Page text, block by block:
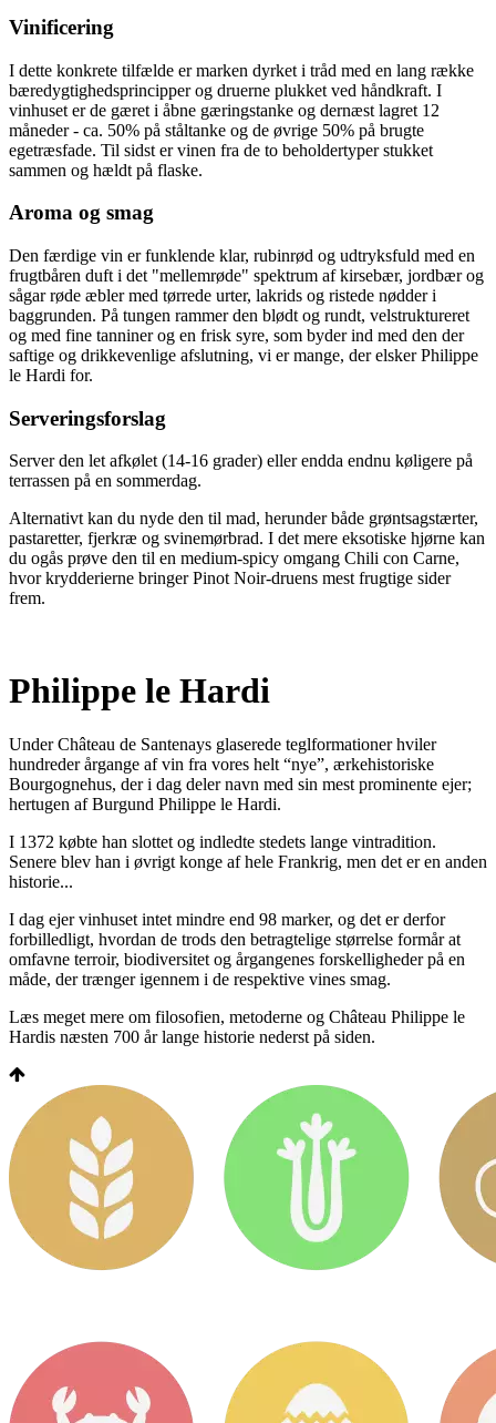
Vinificering
I dette konkrete tilfælde er marken dyrket i tråd med en lang række
bæredygtighedsprincipper og druerne plukket ved håndkraft. I
vinhuset er de gæret i åbne gæringstanke og dernæst lagret 12
måneder - ca. 50% på ståltanke og de øvrige 50% på brugte
egetræsfade. Til sidst er vinen fra de to beholdertyper stukket
sammen og hældt på flaske.
Aroma og smag
Den færdige vin er funklende klar, rubinrød og udtryksfuld med en
frugtbåren duft i det "mellemrøde" spektrum af kirsebær, jordbær og
sågar røde æbler med tørrede urter, lakrids og ristede nødder i
baggrunden. På tungen rammer den blødt og rundt, velstruktureret
og med fine tanniner og en frisk syre, som byder ind med den der
saftige og drikkevenlige afslutning, vi er mange, der elsker Philippe
le Hardi for.
Serveringsforslag
Server den let afkølet (14-16 grader) eller endda endnu køligere på
terrassen på en sommerdag.
Alternativt kan du nyde den til mad, herunder både grøntsagstærter,
pastaretter, fjerkræ og svinemørbrad. I det mere eksotiske hjørne kan
du ogås prøve den til en medium-spicy omgang Chili con Carne,
hvor krydderierne bringer Pinot Noir-druens mest frugtige sider
frem.
Philippe le Hardi
Under Château de Santenays glaserede teglformationer hviler
hundreder årgange af vin fra vores helt “nye”, ærkehistoriske
Bourgognehus, der i dag deler navn med sin mest prominente ejer;
hertugen af Burgund Philippe le Hardi.
I 1372 købte han slottet og indledte stedets lange vintradition.
Senere blev han i øvrigt konge af hele Frankrig, men det er en anden
historie...
I dag ejer vinhuset intet mindre end 98 marker, og det er derfor
forbilledligt, hvordan de trods den betragtelige størrelse formår at
omfavne terroir, biodiversitet og årgangenes forskelligheder på en
måde, der trænger igennem i de respektive vines smag.
Læs meget mere om filosofien, metoderne og Château Philippe le
Hardis næsten 700 år lange historie nederst på siden.